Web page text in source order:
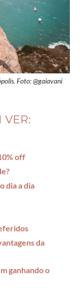
Foto: @gaiavani
VER:
off
dia a dia
da
ganhando o